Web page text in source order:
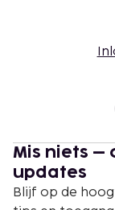
Mis niets –
updates
Blijf op de